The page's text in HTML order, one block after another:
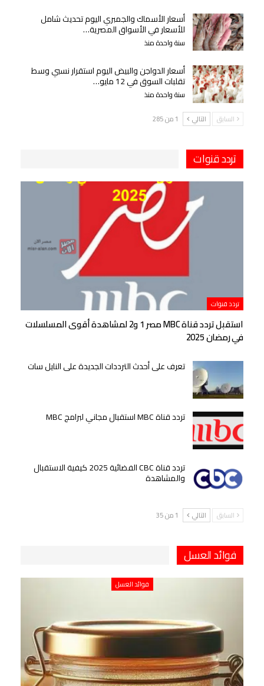
أسعار الأسماك والجمبري اليوم تحديث شامل
للأسعار في الأسواق المصرية…
سنة واحدة منذ
أسعار الدواجن والبيض اليوم استقرار نسبي وسط
تقلبات السوق في 12 مايو…
سنة واحدة منذ
السابق التالي 1 من 285
تردد قنوات
تردد قنوات
استقبل تردد قناة MBC مصر 1 و2 لمشاهدة أقوى المسلسلات
في رمضان 2025
تعرف على أحدث الترددات الجديدة على النايل سات
تردد قناة MBC استقبال مجاني لبرامج MBC
تردد قناة CBC الفضائية 2025 كيفية الاستقبال
والمشاهدة
السابق التالي 1 من 35
فوائد العسل
فوائد العسل